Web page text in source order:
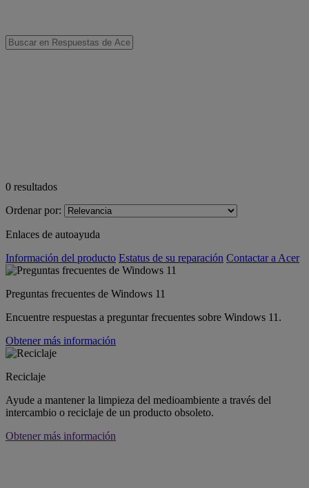
0 resultados
Ordenar por:
Enlaces de autoayuda
Información del producto Estatus de su reparación Contactar a Acer
Preguntas frecuentes de Windows 11
Encuentre respuestas a preguntar frecuentes sobre Windows 11.
Obtener más información
Reciclaje
Ayude a mantener la limpieza del medioambiente a través del
intercambio o reciclaje de un producto obsoleto.
Obtener más información